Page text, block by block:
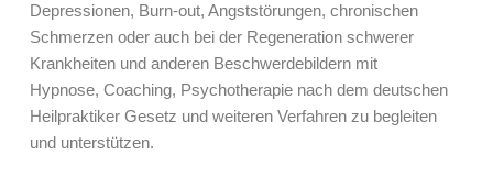
Depressionen, Burn-out, Angststörungen, chronischen
Schmerzen oder auch bei der Regeneration schwerer
Krankheiten und anderen Beschwerdebildern mit
Hypnose, Coaching, Psychotherapie nach dem deutschen
Heilpraktiker Gesetz und weiteren Verfahren zu begleiten
und unterstützen.